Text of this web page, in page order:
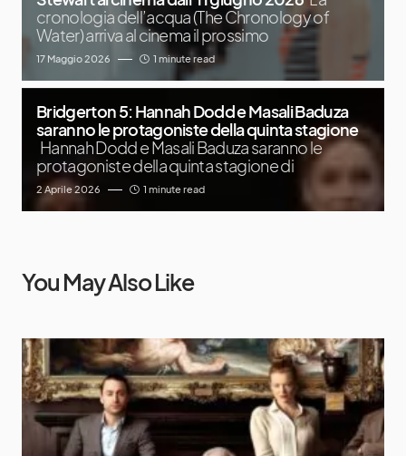
cronologia dell’acqua (The Chronology of
Water) arriva al cinema il prossimo
17 Maggio 2026 1 minute read
Bridgerton 5: Hannah Dodd e Masali Baduza
saranno le protagoniste della quinta stagione
Hannah Dodd e Masali Baduza saranno le
protagoniste della quinta stagione di
2 Aprile 2026 1 minute read
You May Also Like